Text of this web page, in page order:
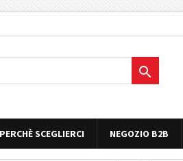

PERCHÈ SCEGLIERCI NEGOZIO B2B